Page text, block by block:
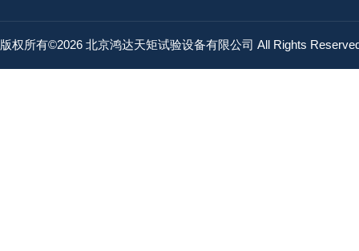
版权所有©2026 北京鸿达天矩试验设备有限公司 All Rights